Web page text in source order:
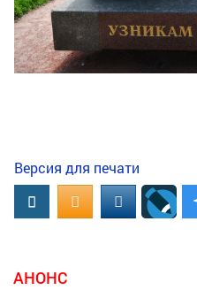
Версия для печати
ВконтактеOK.RUMAIL.RU
АНОНС